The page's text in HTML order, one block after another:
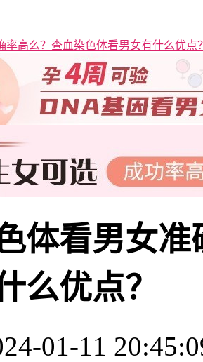
率高么？查血染色体看男女有什么优点
体看男女
么优点？
01-11